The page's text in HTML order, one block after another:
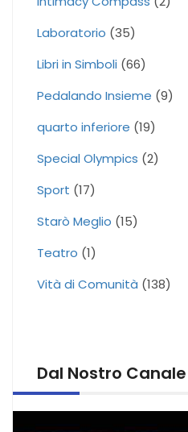
Laboratorio (35)
Libri in Simboli (66)
Pedalando Insieme (9)
quarto inferiore (19)
Special Olympics (2)
Sport (17)
Starò Meglio (15)
Teatro (1)
Vità di Comunità (138)
Dal Nostro